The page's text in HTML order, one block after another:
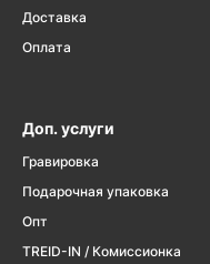
Доставка
Оплата
Доп. услуги
Гравировка
Подарочная упаковка
Опт
TREID-IN / Комиссионка